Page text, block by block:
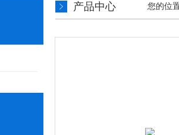
产品中心 您的位